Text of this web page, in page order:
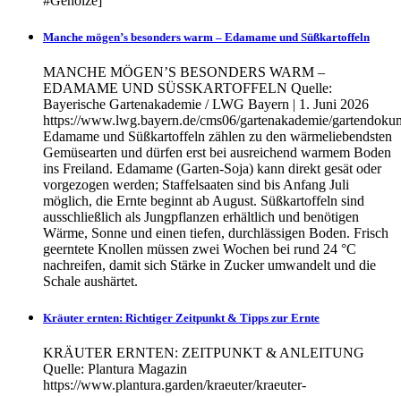
Manche mögen’s besonders warm – Edamame und Süßkartoffeln
MANCHE MÖGEN’S BESONDERS WARM –
EDAMAME UND SÜSSKARTOFFELN Quelle:
Bayerische Gartenakademie / LWG Bayern | 1. Juni 2026
https://www.lwg.bayern.de/cms06/gartenakademie/
Edamame und Süßkartoffeln zählen zu den wärmeliebendsten
Gemüsearten und dürfen erst bei ausreichend warmem Boden
ins Freiland. Edamame (Garten-Soja) kann direkt gesät oder
vorgezogen werden; Staffelsaaten sind bis Anfang Juli
möglich, die Ernte beginnt ab August. Süßkartoffeln sind
ausschließlich als Jungpflanzen erhältlich und benötigen
Wärme, Sonne und einen tiefen, durchlässigen Boden. Frisch
geerntete Knollen müssen zwei Wochen bei rund 24 °C
nachreifen, damit sich Stärke in Zucker umwandelt und die
Schale aushärtet.
Kräuter ernten: Richtiger Zeitpunkt & Tipps zur Ernte
KRÄUTER ERNTEN: ZEITPUNKT & ANLEITUNG
Quelle: Plantura Magazin
https://www.plantura.garden/kraeuter/kraeuter-